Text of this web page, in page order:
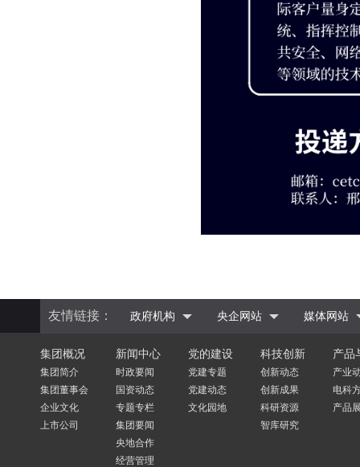
友情链接： 政府机构 央企网站 媒体网站
集团概况
集团简介
集团董事会
企业文化
上市公司
新闻中心
时政要闻
国资动态
专题专栏
集团要闻
央地合作
经营管理
党的建设
党建专题
党建动态
文化园地
科技创新
创新动态
创新成果
科研资源
智库研究
产品
产业
电科
产品